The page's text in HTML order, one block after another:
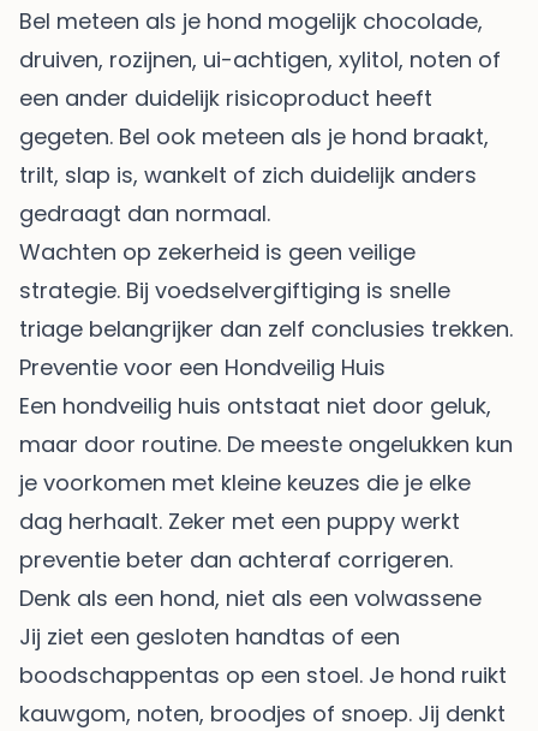
Bel meteen als je hond mogelijk chocolade,
druiven, rozijnen, ui-achtigen, xylitol, noten of
een ander duidelijk risicoproduct heeft
gegeten. Bel ook meteen als je hond braakt,
trilt, slap is, wankelt of zich duidelijk anders
gedraagt dan normaal.
Wachten op zekerheid is geen veilige
strategie. Bij voedselvergiftiging is snelle
triage belangrijker dan zelf conclusies trekken.
Preventie voor een Hondveilig Huis
Een hondveilig huis ontstaat niet door geluk,
maar door routine. De meeste ongelukken kun
je voorkomen met kleine keuzes die je elke
dag herhaalt. Zeker met een puppy werkt
preventie beter dan achteraf corrigeren.
Denk als een hond, niet als een volwassene
Jij ziet een gesloten handtas of een
boodschappentas op een stoel. Je hond ruikt
kauwgom, noten, broodjes of snoep. Jij denkt